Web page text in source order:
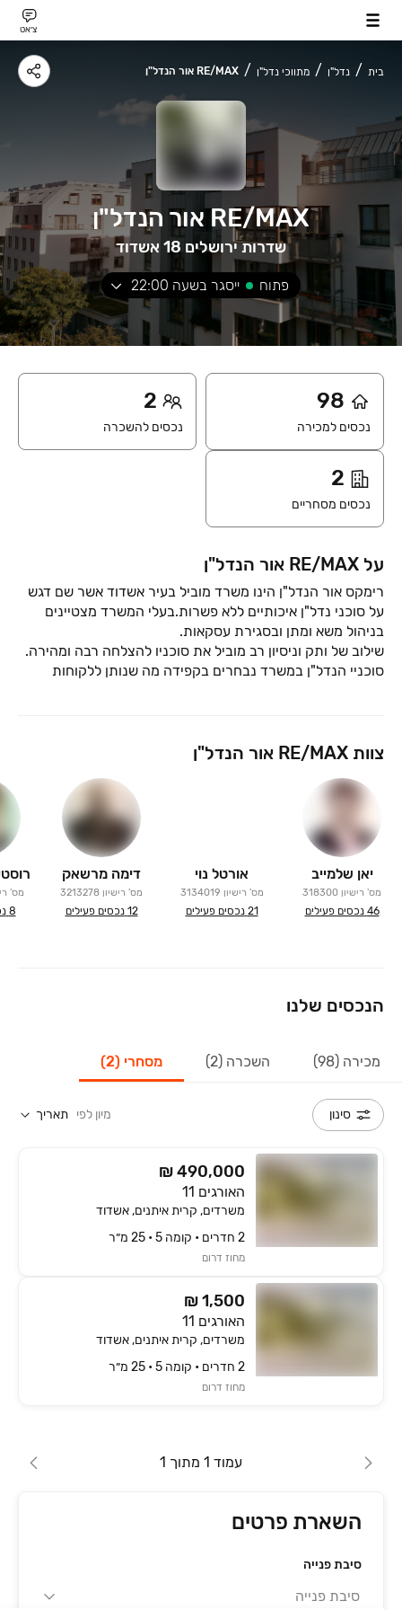
צ׳אט
בית נדל"ן מתווכי נדל"ן RE/MAX אור הנדל"ן
RE/MAX אור הנדל"ן
שדרות ירושלים 18 אשדוד
פתוח ייסגר בשעה 22:00
98
נכסים למכירה
2
נכסים להשכרה
2
נכסים מסחריים
על RE/MAX אור הנדל"ן
רימקס אור הנדל"ן הינו משרד מוביל בעיר אשדוד אשר שם דגש
על סוכני נדל"ן איכותיים ללא פשרות.בעלי המשרד מצטיינים
סוכניי הנדל"ן במשרד נבחרים בקפידה מה שנותן ללקוחות
צוות RE/MAX אור הנדל"ן
יאן שלמייב
מס' רישיון 318300
46 נכסים פעילים
אורטל נוי
מס' רישיון 3134019
21 נכסים פעילים
דימה מרשאק
מס' רישיון 3213278
12 נכסים פעילים
מס'
8
הנכסים שלנו
מכירה (98) השכרה (2) מסחרי (2)
סינון מיון לפי תאריך
₪ 490,000
האורגים 11
משרדים, קרית איתנים, אשדוד
2 חדרים • קומה ‎5‏ • 25 מ״ר
מחוז דרום
₪ 1,500
האורגים 11
משרדים, קרית איתנים, אשדוד
2 חדרים • קומה ‎5‏ • 25 מ״ר
מחוז דרום
עמוד 1 מתוך 1
השארת פרטים
סיבת פנייה